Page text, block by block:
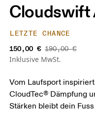
Cloudswift
LETZTE CHANCE
150,00 € 190,00 €
Inklusive MwSt.
Vom Laufsport
CloudTec® Dämpfung
Stärken bleibt dein